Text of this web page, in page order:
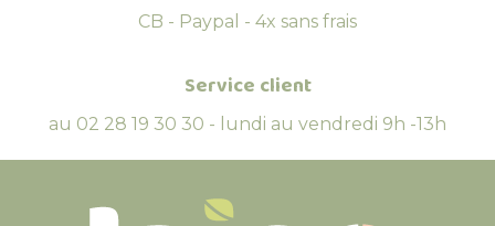
CB - Paypal - 4x sans frais
Service client
au 02 28 19 30 30 - lundi au vendredi 9h -13h